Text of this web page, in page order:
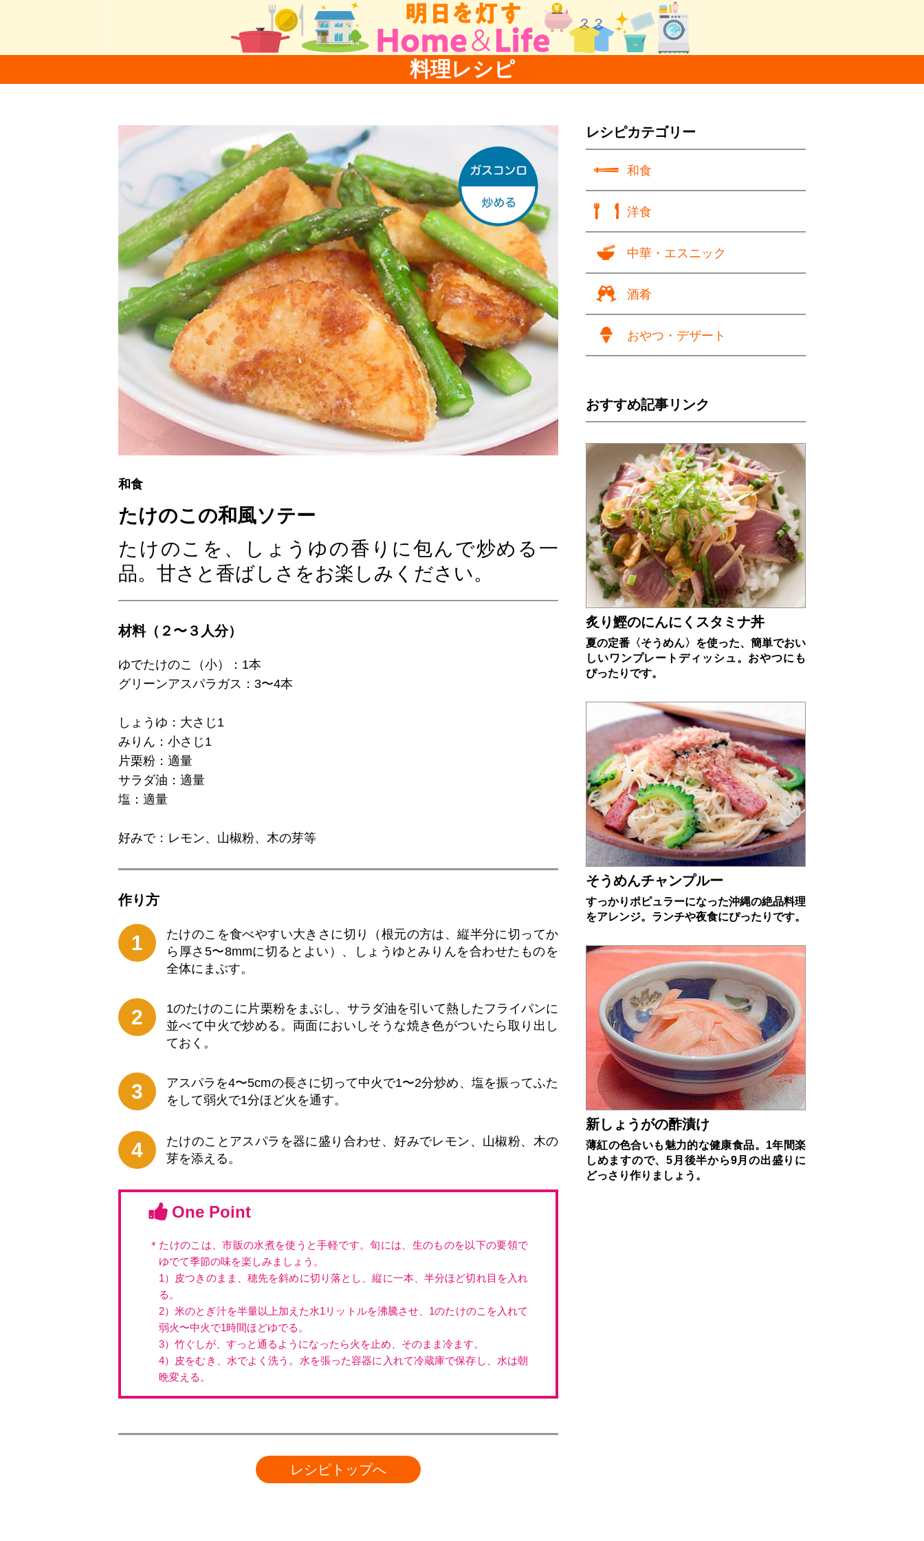
料理レシピ
レシピカテゴリー
和食
洋食
中華・エスニック
酒肴
おやつ・デザート
おすすめ記事リンク
炙り鰹のにんにくスタミナ丼
夏の定番〈そうめん〉を使った、簡単でおい
しいワンプレートディッシュ。おやつにも
ぴったりです。
そうめんチャンプルー
すっかりポピュラーになった沖縄の絶品料理
をアレンジ。ランチや夜食にぴったりです。
新しょうがの酢漬け
薄紅の色合いも魅力的な健康食品。1年間楽
しめますので、5月後半から9月の出盛りに
どっさり作りましょう。
和食
たけのこの和風ソテー
たけのこを、しょうゆの香りに包んで炒める一
品。甘さと香ばしさをお楽しみください。
材料（２〜３人分）
ゆでたけのこ（小）：1本
グリーンアスパラガス：3〜4本
しょうゆ：大さじ1
みりん：小さじ1
片栗粉：適量
サラダ油：適量
塩：適量
好みで：レモン、山椒粉、木の芽等
作り⽅
1
たけのこを食べやすい大きさに切り（根元の方は、縦半分に切ってか
ら厚さ5〜8mmに切るとよい）、しょうゆとみりんを合わせたものを
全体にまぶす。
2
1のたけのこに片栗粉をまぶし、サラダ油を引いて熱したフライパンに
並べて中火で炒める。両面においしそうな焼き色がついたら取り出し
ておく。
3
アスパラを4〜5cmの長さに切って中火で1〜2分炒め、塩を振ってふた
をして弱火で1分ほど火を通す。
4
たけのことアスパラを器に盛り合わせ、好みでレモン、山椒粉、木の
芽を添える。
One Point
＊たけのこは、市販の水煮を使うと手軽です。旬には、生のものを以下の要領で
ゆでて季節の味を楽しみましょう。
1）皮つきのまま、穂先を斜めに切り落とし、縦に一本、半分ほど切れ目を入れ
る。
2）米のとぎ汁を半量以上加えた水1リットルを沸騰させ、1のたけのこを入れて
弱火〜中火で1時間ほどゆでる。
3）竹ぐしが、すっと通るようになったら火を止め、そのまま冷ます。
4）皮をむき、水でよく洗う。水を張った容器に入れて冷蔵庫で保存し、水は朝
晩変える。
レシピトップへ